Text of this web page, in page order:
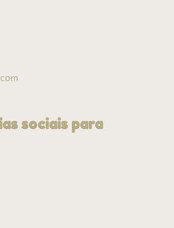
sociais para